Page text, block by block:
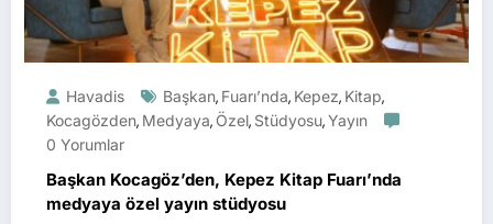
Havadis Başkan, Fuarı’nda, Kepez, Kitap,
Kocagözden, Medyaya, Özel, Stüdyosu,Yayın
0 Yorumlar
Başkan Kocagöz’den, Kepez Kitap Fuarı’nda
medyaya özel yayın stüdyosu